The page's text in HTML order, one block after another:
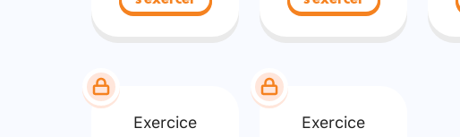
Exercice Exercice